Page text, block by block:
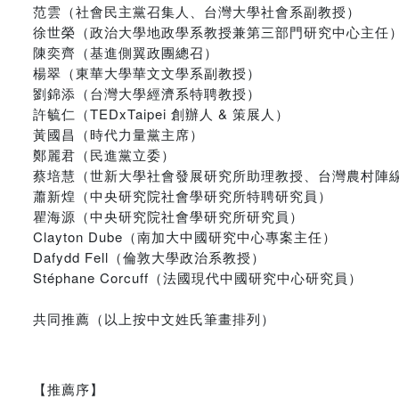
范雲（社會民主黨召集人、台灣大學社會系副教授）
徐世榮（政治大學地政學系教授兼第三部門研究中心主任）
陳奕齊（基進側翼政團總召）
楊翠（東華大學華文文學系副教授）
劉錦添（台灣大學經濟系特聘教授）
許毓仁（TEDxTaipei 創辦人 & 策展人）
黃國昌（時代力量黨主席）
鄭麗君（民進黨立委）
蔡培慧（世新大學社會發展研究所助理教授、台灣農村陣
蕭新煌（中央研究院社會學研究所特聘研究員）
瞿海源（中央研究院社會學研究所研究員）
Clayton Dube（南加大中國研究中心專案主任）
Dafydd Fell（倫敦大學政治系教授）
Stéphane Corcuff（法國現代中國研究中心研究員）
共同推薦（以上按中文姓氏筆畫排列）
【推薦序】